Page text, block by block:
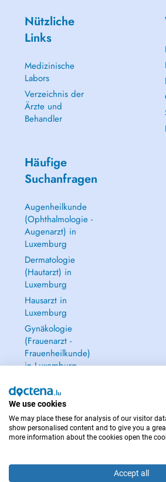
Nützliche
Links
Medizinische
Labors
Verzeichnis der
Ärzte und
Behandler
Häufige
Suchanfragen
Augenheilkunde
(Ophthalmologie -
Augenarzt) in
Luxemburg
Dermatologie
(Hautarzt) in
Luxemburg
Hausarzt in
Luxemburg
Gynäkologie
(Frauenarzt -
Frauenheilkunde)
in Luxemburg
IM NOTFALL WENDEN SIE
We use cookies
We may place these for analysis of our visitor
show personalised content and to give you a
more information about the cookies open the
Accept all